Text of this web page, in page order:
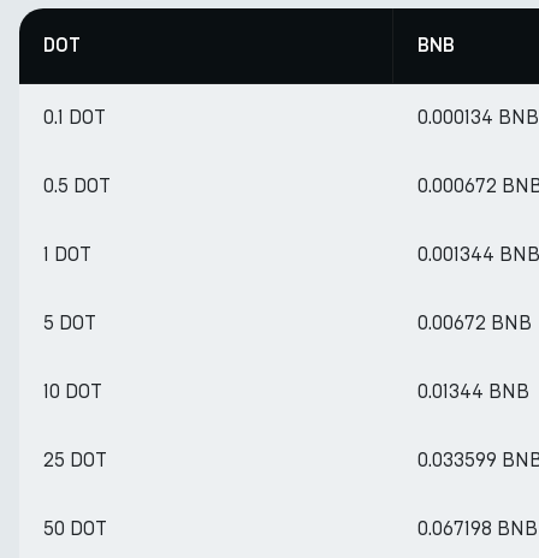
DOT BNB
0.1 DOT 0.000134 BNB
0.5 DOT 0.000672
1 DOT 0.001344 BNB
5 DOT 0.00672 BNB
10 DOT 0.01344 BNB
25 DOT 0.033599
50 DOT 0.067198 BNB